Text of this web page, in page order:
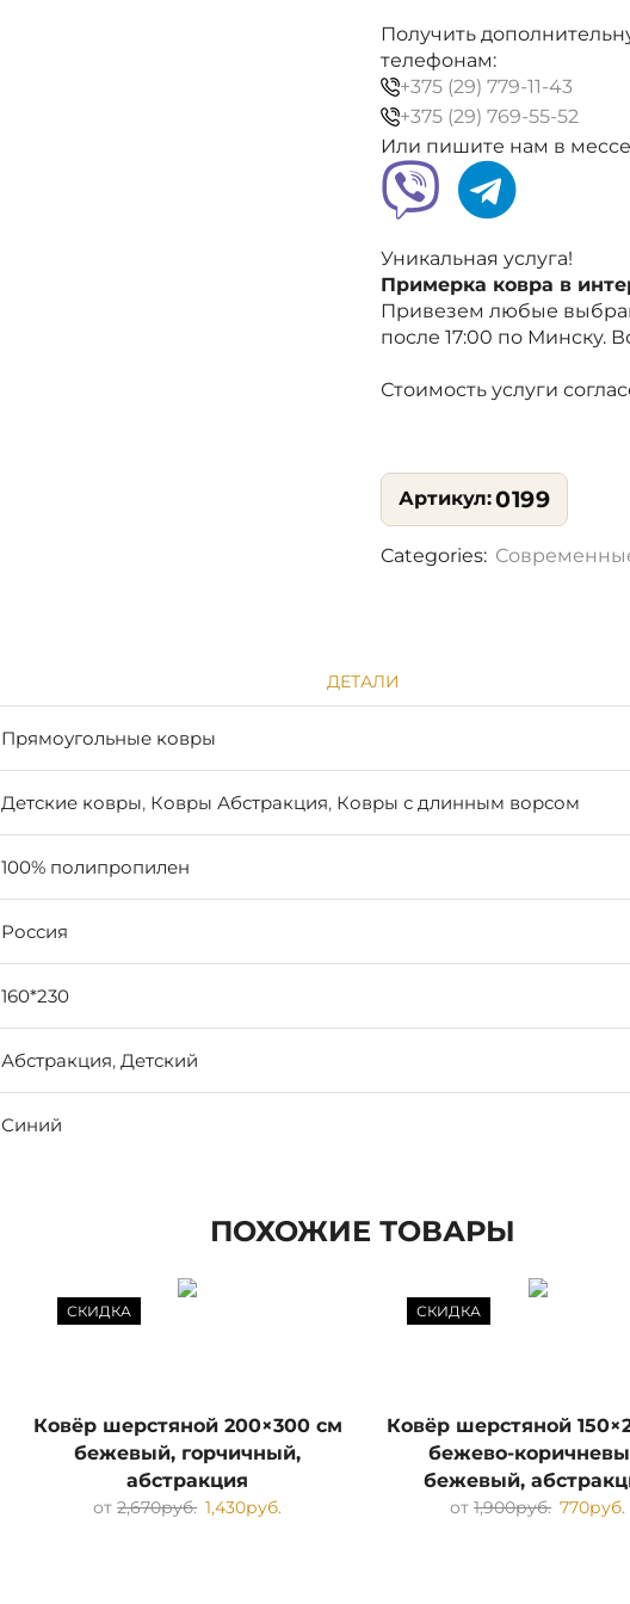
абстракция
Получить
телефонам:
+375 (29) 779-11-43
+375 (29) 769-55-52
Или пишите нам в
Уникальная услуга!
Примерка ковра в
Привезем любые
после 17:00 по Минску.
Стоимость услуги
0199
Categories:
ДЕТАЛИ
Прямоугольные ковры
Детские ковры, Ковры Абстракция, Ковры с длинным ворсом
100% полипропилен
Россия
160*230
Абстракция,Детский
Синий
ПОХОЖИЕ ТОВАРЫ
СКИДКА
Ковёр шерстяной 200×300 см
бежевый, горчичный,
абстракция
от2,670руб. 1,430руб.
СКИДКА
Ковёр шерстяной
бежево-
бежевый,
от1,900руб. 770руб.